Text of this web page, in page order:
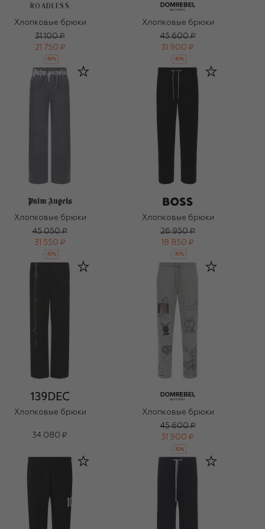
ROADLESS
Хлопковые брюки
31 100 ₽
21 750 ₽
-30%
Хлопковые брюки
45 600 ₽
31 900 ₽
-30%
Хлопковые брюки
45 050 ₽
31 550 ₽
-30%
Хлопковые брюки
26 950 ₽
18 850 ₽
-30%
Хлопковые брюки
34 080 ₽
Хлопковые брюки
45 600 ₽
31 900 ₽
-30%